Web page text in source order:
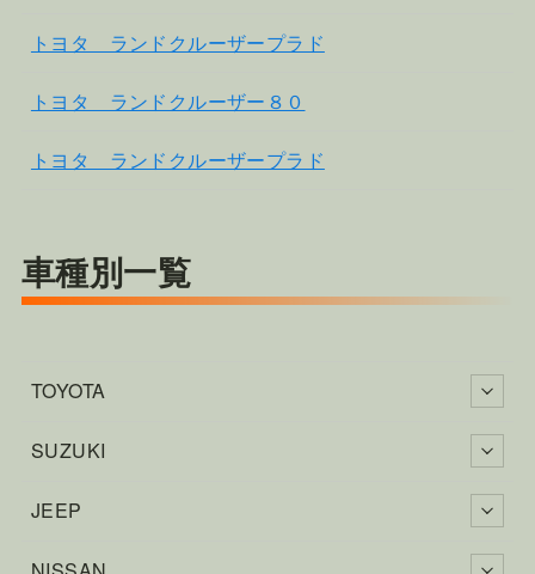
トヨタ ランドクルーザープラド
トヨタ ランドクルーザー８０
トヨタ ランドクルーザープラド
車種別一覧
TOYOTA
SUZUKI
JEEP